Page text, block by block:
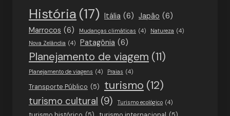
História (17) Itália (6) Japão (6)
Marrocos (6) Mudanças climáticas (4) Natureza (4)
Nova Zelândia (4) Patagônia (6)
Planejamento de viagem (11)
Planejamento de viagens (4) Praias (4)
Transporte Público (5) turismo (12)
turismo cultural (9) Turismo ecológico (4)